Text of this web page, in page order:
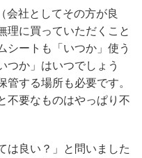
会社としてその方が良
理に買っていただくこと
シートも「いつか」使う
つか」はいつでしょう
する場所も必要です。
不要なものはやっぱり不
は良い？」と問いました